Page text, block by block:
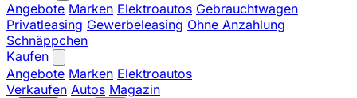
Angebote Marken Elektroautos Gebrauchtwagen
Privatleasing Gewerbeleasing Ohne Anzahlung
Schnäppchen
Kaufen
Angebote Marken Elektroautos
Verkaufen Autos Magazin